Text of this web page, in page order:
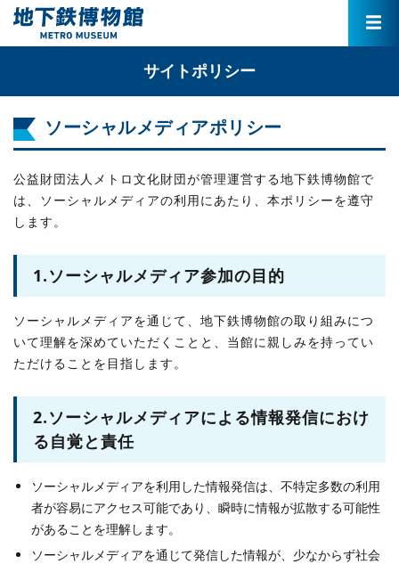
サイトポリシー
ソーシャルメディアポリシー
公益財団法人メトロ文化財団が管理運営する地下鉄博物館で
は、ソーシャルメディアの利用にあたり、本ポリシーを遵守
します。
1.ソーシャルメディア参加の目的
ソーシャルメディアを通じて、地下鉄博物館の取り組みにつ
いて理解を深めていただくことと、当館に親しみを持ってい
ただけることを目指します。
2.ソーシャルメディアによる情報発信におけ
る自覚と責任
ソーシャルメディアを利用した情報発信は、不特定多数の利用
者が容易にアクセス可能であり、瞬時に情報が拡散する可能性
があることを理解します。
ソーシャルメディアを通じて発信した情報が、少なからず社会